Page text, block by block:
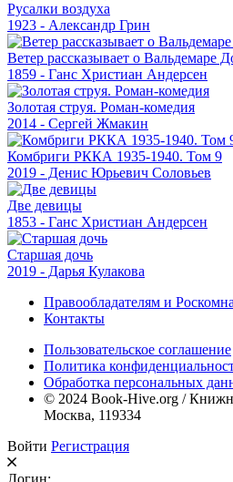
Русалки воздуха
1923 - Александр Грин
Ветер рассказывает о Вальдемаре
1859 - Ганс Христиан Андерсен
Золотая струя. Роман-комедия
2014 - Сергей Жмакин
Комбриги РККА 1935-1940. Том 9
2019 - Денис Юрьевич Соловьев
Две девицы
1853 - Ганс Христиан Андерсен
Старшая дочь
2019 - Дарья Кулакова
Правообладателям и
Контакты
Пользовательское соглашение
Политика
Обработка персональных
© 2024 Book-Hive.org /
Москва, 119334
Войти Регистрация
Логин: